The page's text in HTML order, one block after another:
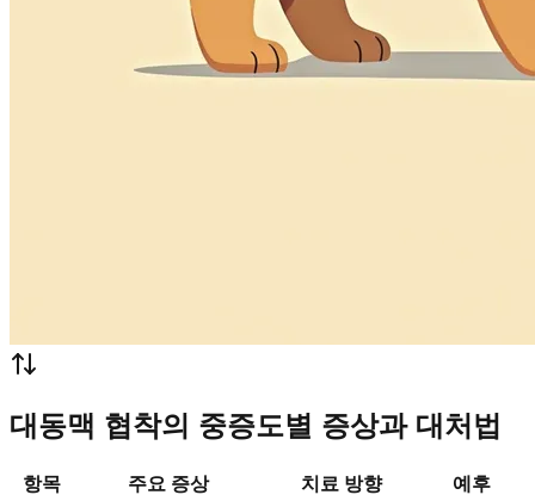
대동맥 협착의 중증도별 증상과 대처법
항목 주요 증상 치료 방향 예후